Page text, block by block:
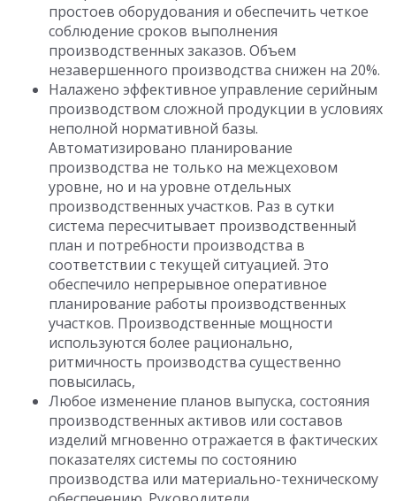
простоев оборудования и обеспечить четкое
соблюдение сроков выполнения
производственных заказов. Объем
незавершенного производства снижен на 20%.
Налажено эффективное управление серийным
производством сложной продукции в условиях
неполной нормативной базы.
Автоматизировано планирование
производства не только на межцеховом
уровне, но и на уровне отдельных
производственных участков. Раз в сутки
система пересчитывает производственный
план и потребности производства в
соответствии с текущей ситуацией. Это
обеспечило непрерывное оперативное
планирование работы производственных
участков. Производственные мощности
используются более рационально,
ритмичность производства существенно
повысилась,
Любое изменение планов выпуска, состояния
производственных активов или составов
изделий мгновенно отражается в фактических
показателях системы по состоянию
производства или материально-техническому